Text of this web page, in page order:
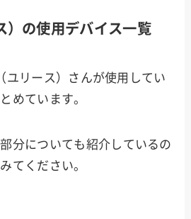
）の使用デバイス一覧
ユリース）さんが使用してい
めています。
分についても紹介しているの
てください。